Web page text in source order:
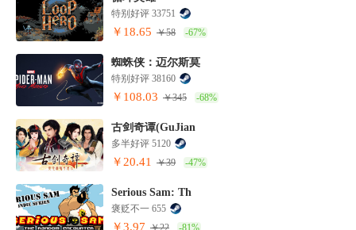
特别好评 33751
￥18.65 ￥58 -67%
蜘蛛侠：迈尔斯莫
特别好评 38160
￥108.03 ￥345 -68%
古剑奇谭(GuJian
多半好评 5120
￥20.41 ￥39 -47%
Serious Sam: Th
褒贬不一 655
￥3.97 ￥22 -81%